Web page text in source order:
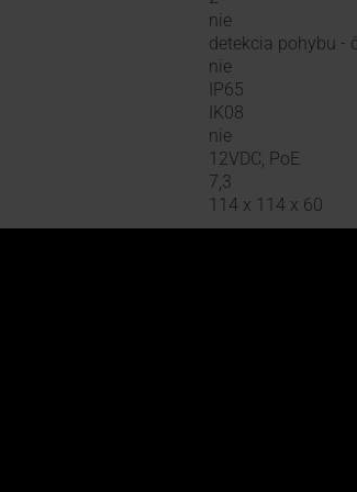
nie
detekcia pohybu -
nie
IP65
IK08
nie
12VDC, PoE
7,3
114 x 114 x 60